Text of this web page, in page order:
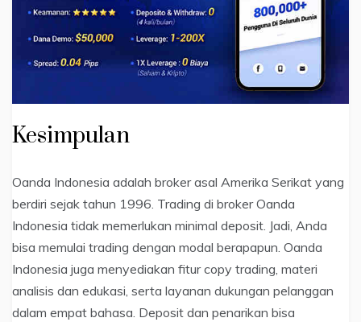
Kesimpulan
Oanda Indonesia adalah broker asal Amerika Serikat yang
berdiri sejak tahun 1996. Trading di broker Oanda
Indonesia tidak memerlukan minimal deposit. Jadi, Anda
bisa memulai trading dengan modal berapapun. Oanda
Indonesia juga menyediakan fitur copy trading, materi
analisis dan edukasi, serta layanan dukungan pelanggan
dalam empat bahasa. Deposit dan penarikan bisa